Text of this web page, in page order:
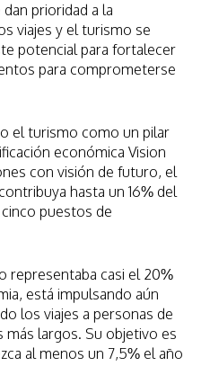
prioridad a la
viajes y el turismo se
potencial para fortalecer
para comprometerse
el turismo como un pilar
económica Vision
con visión de futuro, el
hasta un 16% del
puestos de
representaba casi el 20%
está impulsando aún
los viajes a personas de
más largos. Su objetivo es
al menos un 7,5% el año